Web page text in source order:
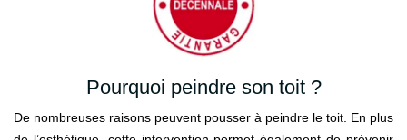
Pourquoi peindre son toit ?
De nombreuses raisons peuvent pousser à peindre le toit. En plus